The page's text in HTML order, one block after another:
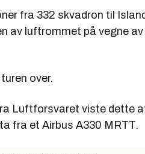
fra 332 skvadron til
av luftrommet på vegne
over.
Luftforsvaret viste dette
fra et Airbus A330 MRTT.